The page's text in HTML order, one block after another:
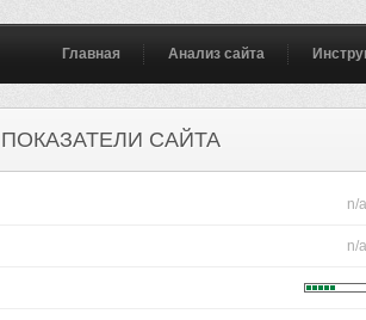
Главная Анализ сайта
САЙТА
n/a
n/a